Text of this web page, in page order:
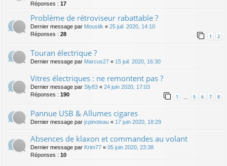
Réponses : 17
Problème de rétroviseur rabattable ?
Dernier message par Moustik « 25 juil. 2020, 14:10
Réponses : 28 1 2
Touran électrique ?
Dernier message par Marcus27 « 15 juil. 2020, 16:30
Vitres électriques : ne remontent pas ?
Dernier message par Sly83 « 24 juin 2020, 17:03
Réponses : 190 1 … 5 6 7 8
Pannue USB & Allumes cigares
Dernier message par jcpinoteau « 17 juin 2020, 18:29
Absences de klaxon et commandes au volant
Dernier message par Krim77 « 05 juin 2020, 23:38
Réponses : 10